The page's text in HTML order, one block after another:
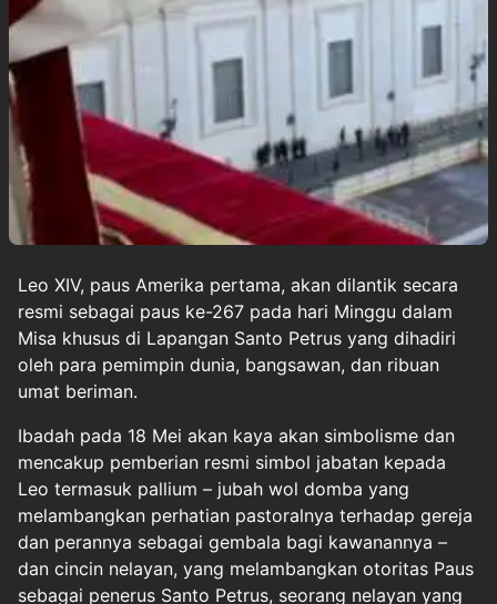
Leo XIV, paus Amerika pertama, akan dilantik secara
resmi sebagai paus ke-267 pada hari Minggu dalam
Misa khusus di Lapangan Santo Petrus yang dihadiri
oleh para pemimpin dunia, bangsawan, dan ribuan
umat beriman.
Ibadah pada 18 Mei akan kaya akan simbolisme dan
mencakup pemberian resmi simbol jabatan kepada
Leo termasuk pallium – jubah wol domba yang
melambangkan perhatian pastoralnya terhadap gereja
dan perannya sebagai gembala bagi kawanannya –
dan cincin nelayan, yang melambangkan otoritas Paus
sebagai penerus Santo Petrus, seorang nelayan yang